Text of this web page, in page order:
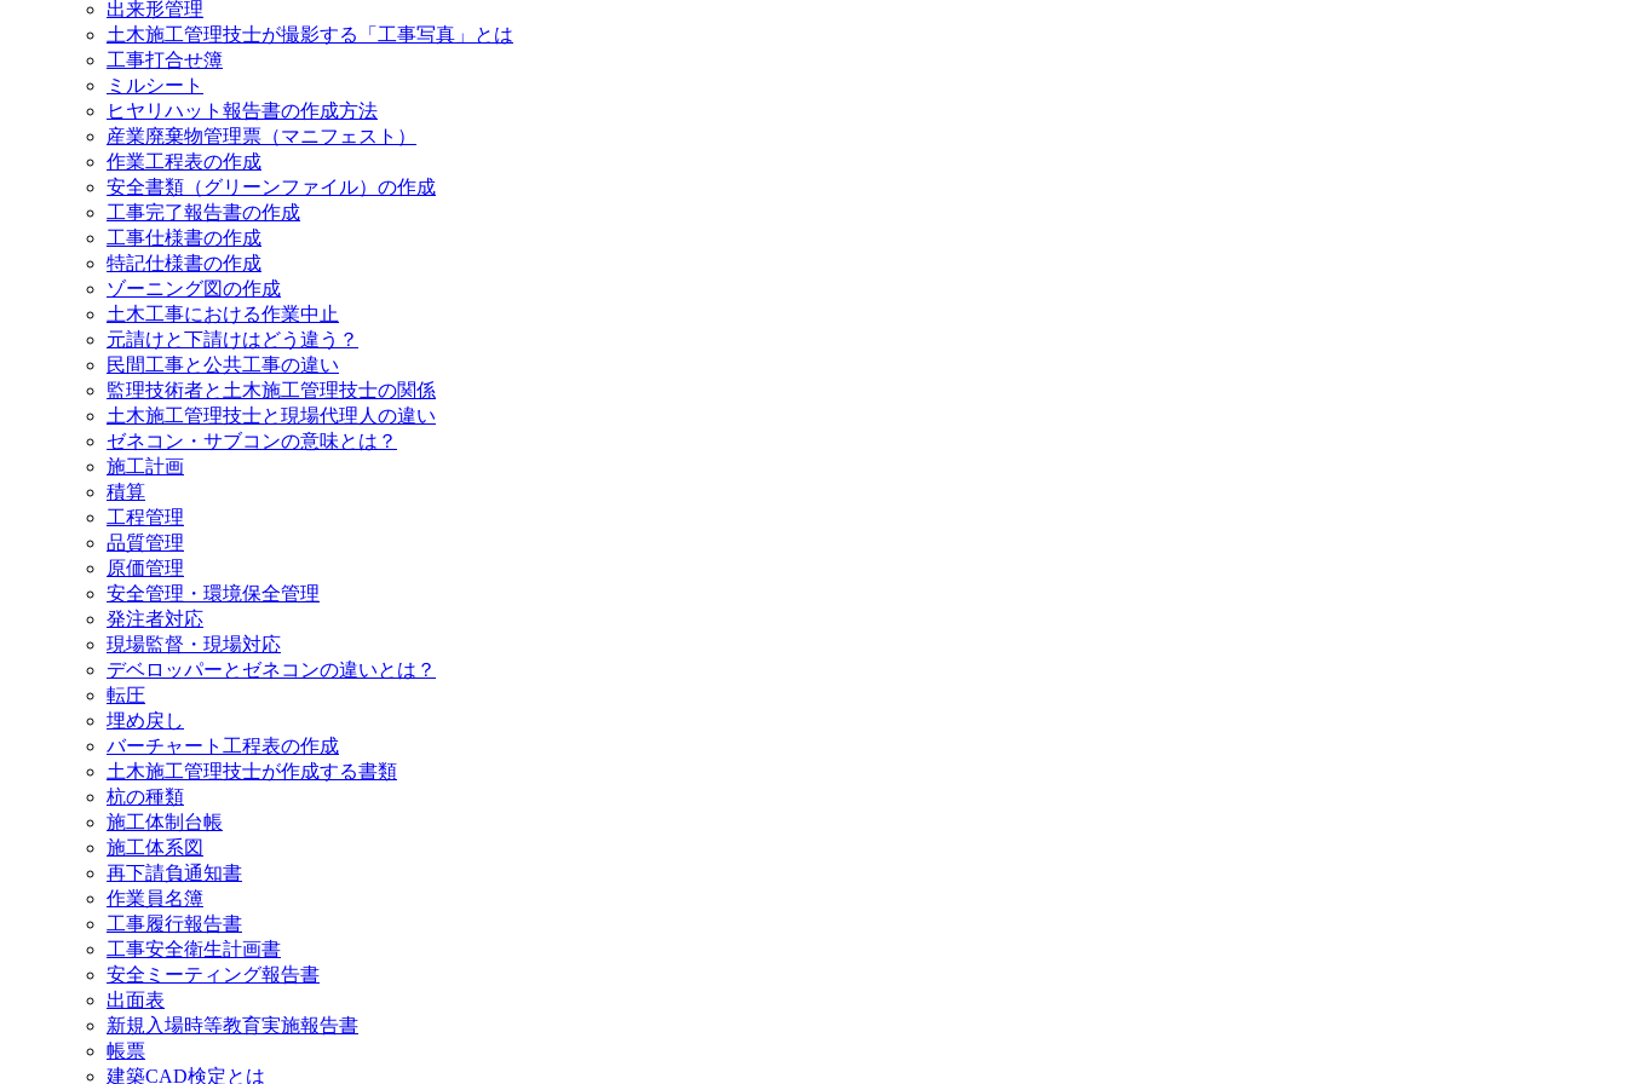
出来形管理
土木施工管理技士が撮影する「工事写真」とは
工事打合せ簿
ミルシート
ヒヤリハット報告書の作成方法
産業廃棄物管理票（マニフェスト）
作業工程表の作成
安全書類（グリーンファイル）の作成
工事完了報告書の作成
工事仕様書の作成
特記仕様書の作成
ゾーニング図の作成
土木工事における作業中止
元請けと下請けはどう違う？
民間工事と公共工事の違い
監理技術者と土木施工管理技士の関係
土木施工管理技士と現場代理人の違い
ゼネコン・サブコンの意味とは？
施工計画
積算
工程管理
品質管理
原価管理
安全管理・環境保全管理
発注者対応
現場監督・現場対応
デベロッパーとゼネコンの違いとは？
転圧
埋め戻し
バーチャート工程表の作成
土木施工管理技士が作成する書類
杭の種類
施工体制台帳
施工体系図
再下請負通知書
作業員名簿
工事履行報告書
工事安全衛生計画書
安全ミーティング報告書
出面表
新規入場時等教育実施報告書
帳票
建築CAD検定とは